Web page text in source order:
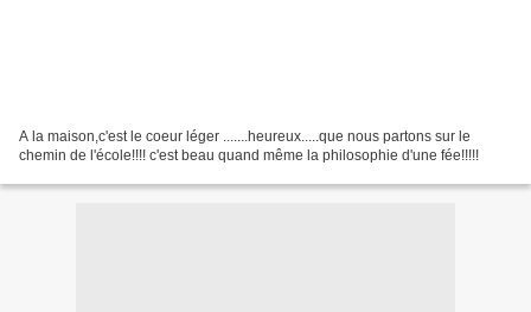
A la maison,c'est le coeur léger .......heureux.....que nous partons sur le
chemin de l'école!!!! c'est beau quand même la philosophie d'une fée!!!!!